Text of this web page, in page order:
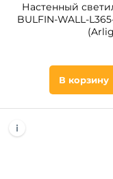
офис
ванная
прихожая
Страна
Настенный
BULFIN-WALL-
В корзину